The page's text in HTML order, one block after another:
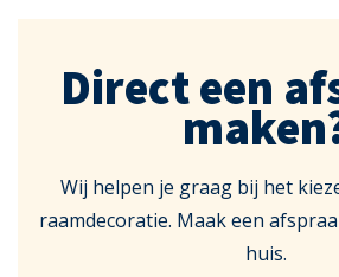
Direct een
Wij helpen je graag bij het
raamdecoratie. Maak een
huis.